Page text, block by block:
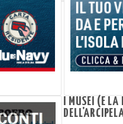
in occasione del Santo Patrono
il programma della prima serata-
I MUSEI (E